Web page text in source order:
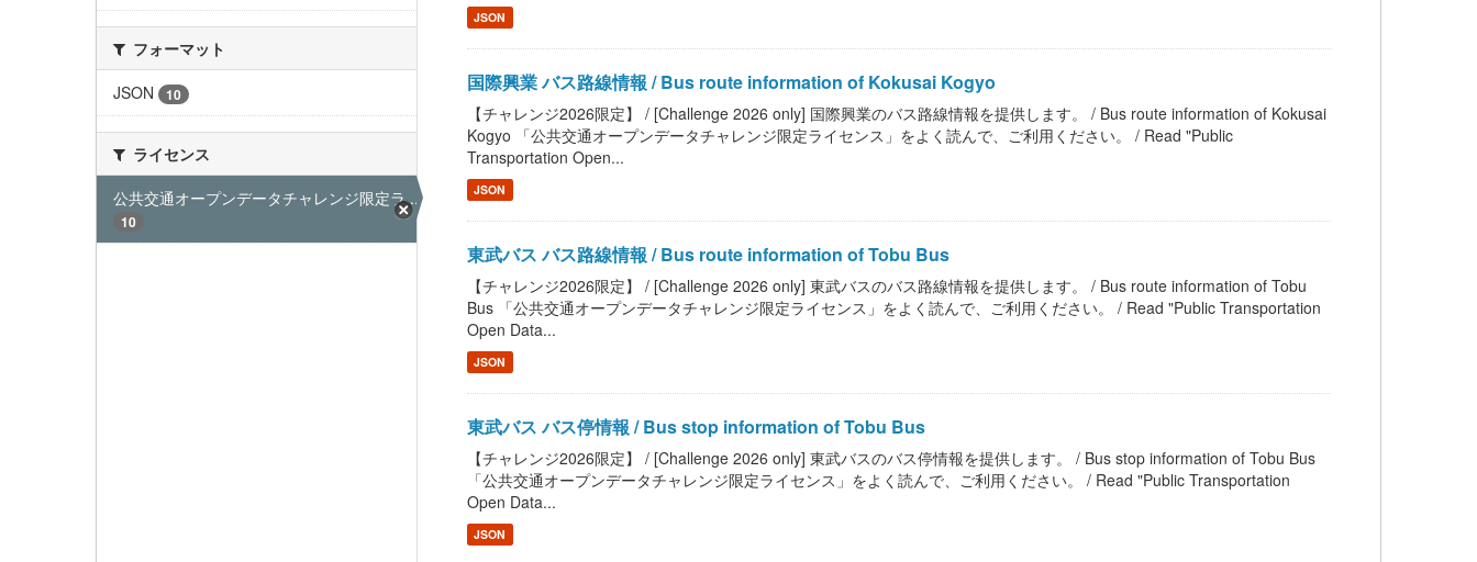
フォーマット
JSON
10
ライセンス
公共交通オープンデータチャレンジ限定ラ...
10
JSON
国際興業 バス路線情報 / Bus route information of Kokusai Kogyo
【チャレンジ2026限定】 / [Challenge 2026 only] 国際興業のバス路線情報を提供します。 / Bus route information of Kokusai
Kogyo 「公共交通オープンデータチャレンジ限定ライセンス」をよく読んで、ご利用ください。 / Read "Public
Transportation Open...
JSON
東武バス バス路線情報 / Bus route information of Tobu Bus
【チャレンジ2026限定】 / [Challenge 2026 only] 東武バスのバス路線情報を提供します。 / Bus route information of Tobu
Bus 「公共交通オープンデータチャレンジ限定ライセンス」をよく読んで、ご利用ください。 / Read "Public Transportation
Open Data...
JSON
東武バス バス停情報 / Bus stop information of Tobu Bus
【チャレンジ2026限定】 / [Challenge 2026 only] 東武バスのバス停情報を提供します。 / Bus stop information of Tobu Bus
「公共交通オープンデータチャレンジ限定ライセンス」をよく読んで、ご利用ください。 / Read "Public Transportation
Open Data...
JSON